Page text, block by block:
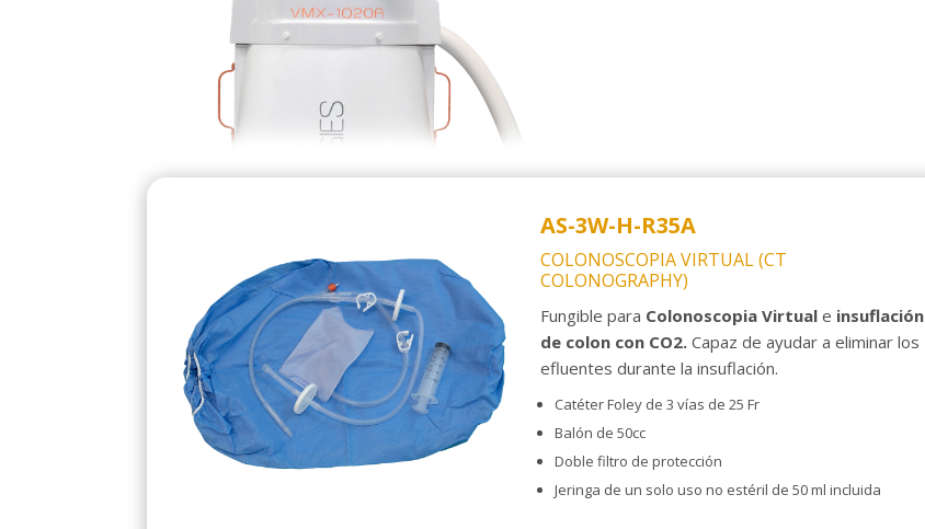
AS-3W-H-R35A
COLONOSCOPIA VIRTUAL (CT
COLONOGRAPHY)
Fungible para Colonoscopia Virtuale insuflación
de colon con CO2.Capaz de ayudar a eliminar los
efluentes durante la insuflación.
Catéter Foley de 3 vías de 25 Fr
Balón de 50cc
Doble filtro de protección
Jeringa de un solo uso no estéril de 50 ml incluida